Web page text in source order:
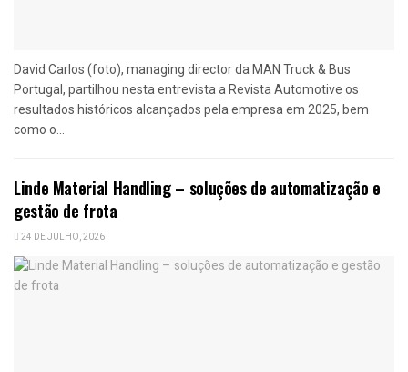
David Carlos (foto), managing director da MAN Truck & Bus
Portugal, partilhou nesta entrevista a Revista Automotive os
resultados históricos alcançados pela empresa em 2025, bem
como o...
Linde Material Handling – soluções de automatização e
gestão de frota
24 DE JULHO, 2026